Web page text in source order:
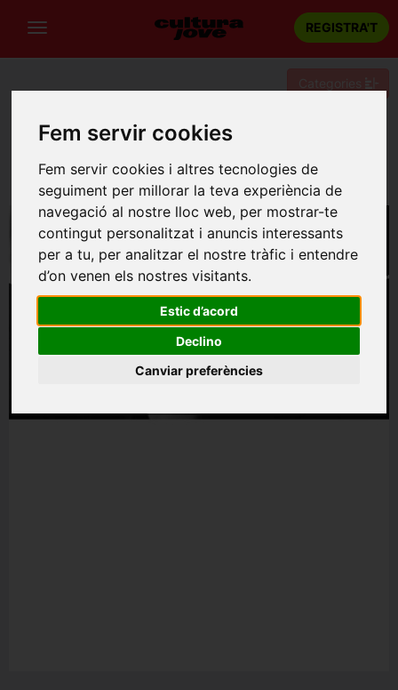
Fem servir cookies
Fem servir cookies i altres tecnologies de
seguiment per millorar la teva experiència de
navegació al nostre lloc web, per mostrar-te
contingut personalitzat i anuncis interessants
per a tu, per analitzar el nostre tràfic i entendre
d’on venen els nostres visitants.
Estic d’acord
Declino
Canviar preferències
REGISTRA'T
Portada Música
Barcelona
CONCERT DE CLOENDA DANIEL LOZAKOVICH, NICKY
SPENCE, FLEUR BARRON, LAWRENCE BROWNLEE,
ALEXANDER DUHAMEL, PATRICK BOLLEIRE